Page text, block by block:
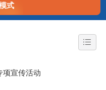
式
项宣传活动